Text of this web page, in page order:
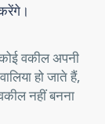
वकील अपनी
हो जाते हैं,
नहीं बनना